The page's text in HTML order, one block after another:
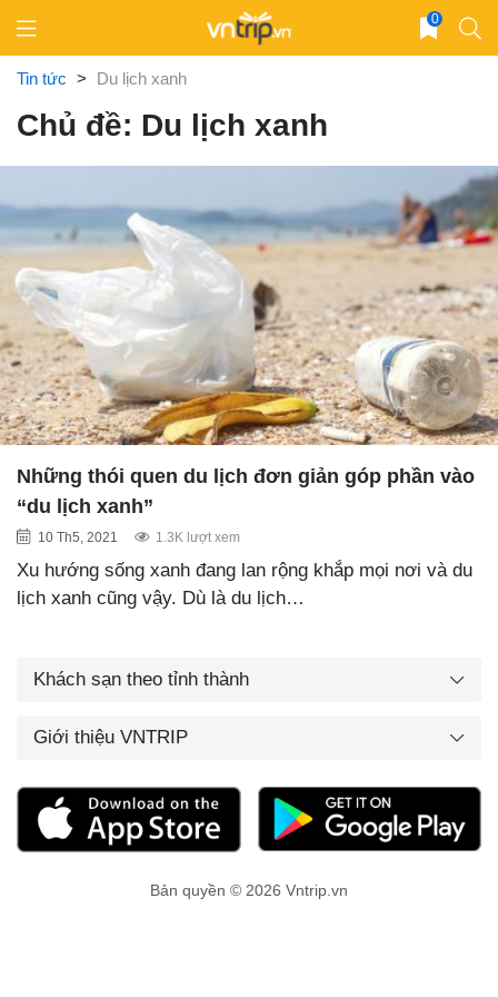
content
0
Tin tức > Du lịch xanh
Chủ đề: Du lịch xanh
Những thói quen du lịch đơn giản góp phần vào
“du lịch xanh”
10 Th5, 2021 1.3K lượt xem
Xu hướng sống xanh đang lan rộng khắp mọi nơi và du
lịch xanh cũng vậy. Dù là du lịch…
Khách sạn theo tỉnh thành
Giới thiệu VNTRIP
Bản quyền © 2026 Vntrip.vn